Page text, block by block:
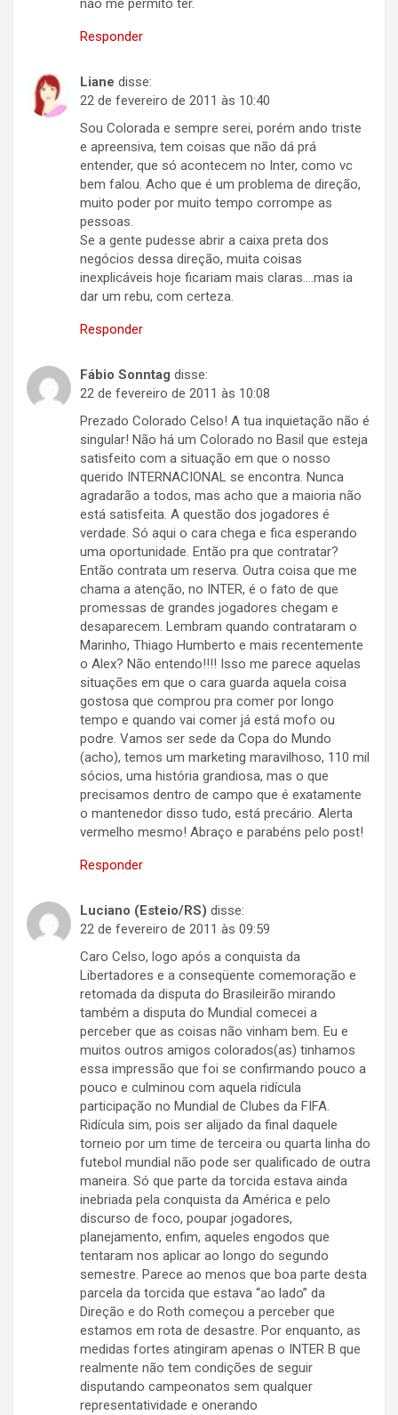
não me permito ter.
Responder
Liane disse:
22 de fevereiro de 2011 às 10:40
Sou Colorada e sempre serei, porém ando triste
e apreensiva, tem coisas que não dá prá
entender, que só acontecem no Inter, como vc
bem falou. Acho que é um problema de direção,
muito poder por muito tempo corrompe as
pessoas.
Se a gente pudesse abrir a caixa preta dos
negócios dessa direção, muita coisas
inexplicáveis hoje ficariam mais claras….mas ia
dar um rebu, com certeza.
Responder
Fábio Sonntag disse:
22 de fevereiro de 2011 às 10:08
Prezado Colorado Celso! A tua inquietação não é
singular! Não há um Colorado no Basil que esteja
satisfeito com a situação em que o nosso
querido INTERNACIONAL se encontra. Nunca
agradarão a todos, mas acho que a maioria não
está satisfeita. A questão dos jogadores é
verdade. Só aqui o cara chega e fica esperando
uma oportunidade. Então pra que contratar?
Então contrata um reserva. Outra coisa que me
chama a atenção, no INTER, é o fato de que
promessas de grandes jogadores chegam e
desaparecem. Lembram quando contrataram o
Marinho, Thiago Humberto e mais recentemente
o Alex? Não entendo!!!! Isso me parece aquelas
situações em que o cara guarda aquela coisa
gostosa que comprou pra comer por longo
tempo e quando vai comer já está mofo ou
podre. Vamos ser sede da Copa do Mundo
(acho), temos um marketing maravilhoso, 110 mil
sócios, uma história grandiosa, mas o que
precisamos dentro de campo que é exatamente
o mantenedor disso tudo, está precário. Alerta
vermelho mesmo! Abraço e parabéns pelo post!
Responder
Luciano (Esteio/RS) disse:
22 de fevereiro de 2011 às 09:59
Caro Celso, logo após a conquista da
Libertadores e a conseqüente comemoração e
retomada da disputa do Brasileirão mirando
também a disputa do Mundial comecei a
perceber que as coisas não vinham bem. Eu e
muitos outros amigos colorados(as) tinhamos
essa impressão que foi se confirmando pouco a
pouco e culminou com aquela ridícula
participação no Mundial de Clubes da FIFA.
Ridícula sim, pois ser alijado da final daquele
torneio por um time de terceira ou quarta linha do
futebol mundial não pode ser qualificado de outra
maneira. Só que parte da torcida estava ainda
inebriada pela conquista da América e pelo
discurso de foco, poupar jogadores,
planejamento, enfim, aqueles engodos que
tentaram nos aplicar ao longo do segundo
semestre. Parece ao menos que boa parte desta
parcela da torcida que estava “ao lado” da
Direção e do Roth começou a perceber que
estamos em rota de desastre. Por enquanto, as
medidas fortes atingiram apenas o INTER B que
realmente não tem condições de seguir
disputando campeonatos sem qualquer
representatividade e onerando